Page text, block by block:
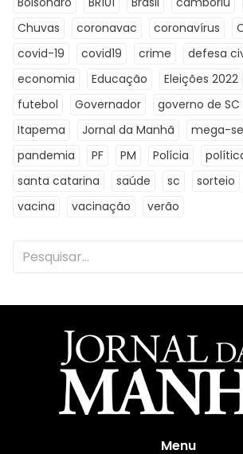
Chuvas
coronavac coronavírus
covid-19
covid19 crime defesa
economia
Educação Eleições 2022
futebol
Governador governo de SC
Itapema
Jornal da Manhã mega-
pandemia
PF PM Polícia
santa catarina
saúde sc sorteio
vacina
vacinação verão
Menu